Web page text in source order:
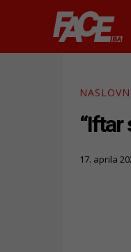
“Iftar
17. aprila